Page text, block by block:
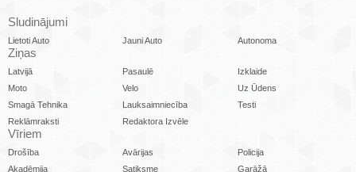
Sludinājumi
Lietoti Auto Jauni Auto Autonoma
Ziņas
Latvijā Pasaulē
Izklaide
Moto
Velo
Uz Ūdens
Smagā Tehnika
Lauksaimniecība
Testi
Reklāmraksti
Redaktora Izvēle
Vīriem
Drošība Avārijas
Policija
Akadēmija
Satiksme
Garāžā